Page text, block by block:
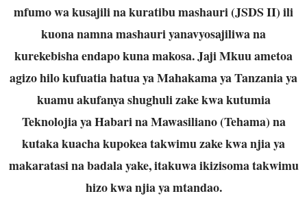
mfumo wa kusajili na kuratibu mashauri (JSDS II) ili
kuona namna mashauri yanavyosajiliwa na
kurekebisha endapo kuna makosa.Jaji Mkuu ametoa
agizo hilo kufuatia hatua ya Mahakama ya Tanzania ya
kuamuakufanya shughuli zake kwa kutumia
Teknolojia ya Habari na Mawasiliano(Tehama) na
kutaka kuacha kupokea takwimu zake kwa njia ya
makaratasi nabadala yake, itakuwa ikizisoma takwimu
hizo kwa njia ya mtandao.